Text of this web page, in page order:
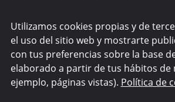
Utilizamos cookies propias y de
el uso del sitio web y mostrarte
con tus preferencias sobre la base
elaborado a partir de tus hábitos de
ejemplo, páginas vistas). Política de
WEBS DEL GRUPO
SEGURIDAD